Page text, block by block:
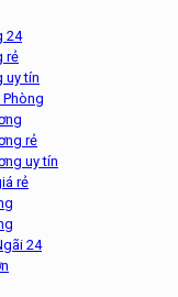
24
rẻ
uy tín
rẻ
uy tín
rẻ
24